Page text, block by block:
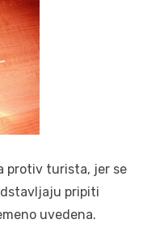
protiv turista, jer se
pripiti
uvedena.